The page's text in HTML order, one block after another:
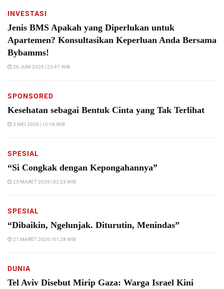
INVESTASI
Jenis BMS Apakah yang Diperlukan untuk
Apartemen? Konsultasikan Keperluan Anda Bersama
Bybamms!
26 JUNI 2026 | 23:47 WIB
SPONSORED
Kesehatan sebagai Bentuk Cinta yang Tak Terlihat
2 MEI 2026 | 10:16 WIB
SPESIAL
“Si Congkak dengan Kepongahannya”
25 MARET 2026 | 02:23 WIB
SPESIAL
“Dibaikin, Ngelunjak. Diturutin, Menindas”
21 MARET 2026 | 01:28 WIB
DUNIA
Tel Aviv Disebut Mirip Gaza: Warga Israel Kini